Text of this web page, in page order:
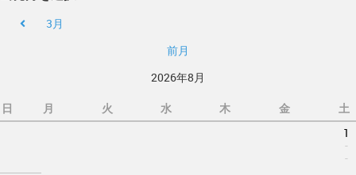
3月
前月
2026年8月
日 月 火 水 木 金
土
1
-
-